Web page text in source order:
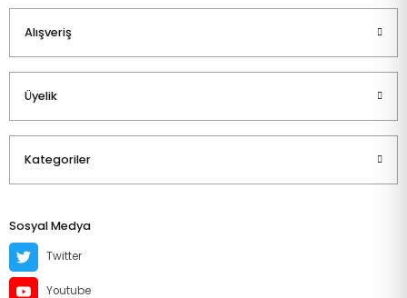
Alışveriş
Üyelik
Kategoriler
Sosyal Medya
Twitter
Youtube